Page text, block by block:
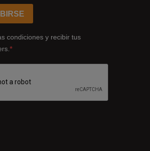
condiciones y recibir tus